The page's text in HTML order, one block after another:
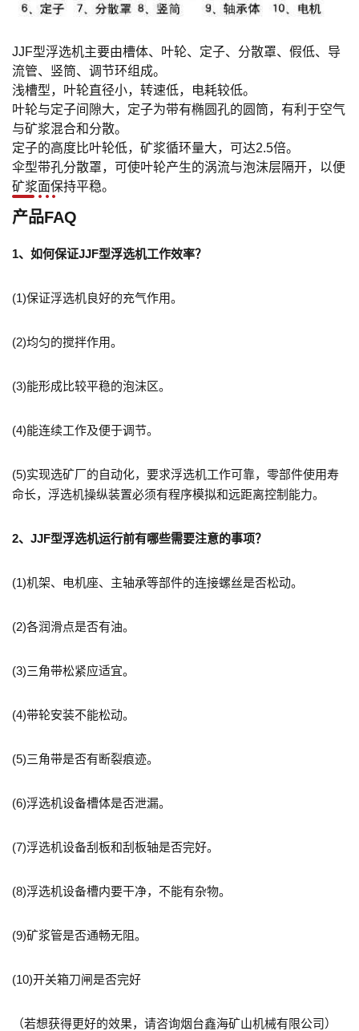
JJF型浮选机主要由槽体、叶轮、定子、分散罩、假低、导
流管、竖筒、调节环组成。
浅槽型，叶轮直径小，转速低，电耗较低。
叶轮与定子间隙大，定子为带有椭圆孔的圆筒，有利于空气
与矿浆混合和分散。
定子的高度比叶轮低，矿浆循环量大，可达2.5倍。
伞型带孔分散罩，可使叶轮产生的涡流与泡沫层隔开，以便
矿浆面保持平稳。
产品FAQ
1、如何保证JJF型浮选机工作效率？
(1)保证浮选机良好的充气作用。
(2)均匀的搅拌作用。
(3)能形成比较平稳的泡沫区。
(4)能连续工作及便于调节。
(5)实现选矿厂的自动化，要求浮选机工作可靠，零部件使用寿
命长，浮选机操纵装置必须有程序模拟和远距离控制能力。
2、JJF型浮选机运行前有哪些需要注意的事项？
(1)机架、电机座、主轴承等部件的连接螺丝是否松动。
(2)各润滑点是否有油。
(3)三角带松紧应适宜。
(4)带轮安装不能松动。
(5)三角带是否有断裂痕迹。
(6)浮选机设备槽体是否泄漏。
(7)浮选机设备刮板和刮板轴是否完好。
(8)浮选机设备槽内要干净，不能有杂物。
(9)矿浆管是否通畅无阻。
(10)开关箱刀闸是否完好
（若想获得更好的效果，请咨询烟台鑫海矿山机械有限公司）